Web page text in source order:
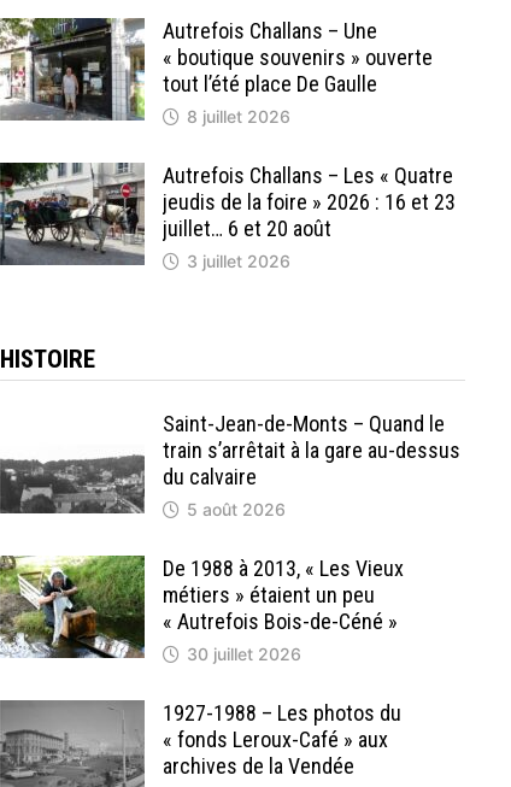
Autrefois Challans – Une
« boutique souvenirs » ouverte
tout l’été place De Gaulle
8 juillet 2026
Autrefois Challans – Les « Quatre
jeudis de la foire » 2026 : 16 et 23
juillet… 6 et 20 août
3 juillet 2026
HISTOIRE
Saint-Jean-de-Monts – Quand le
train s’arrêtait à la gare au-dessus
du calvaire
5 août 2026
De 1988 à 2013, « Les Vieux
métiers » étaient un peu
« Autrefois Bois-de-Céné »
30 juillet 2026
1927-1988 – Les photos du
« fonds Leroux-Café » aux
archives de la Vendée